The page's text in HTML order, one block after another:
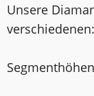
Unsere
verschiedenen:
Segmenthöhen